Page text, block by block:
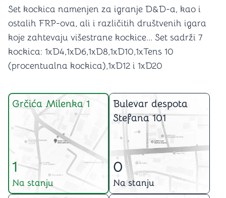
Set kockica namenjen za igranje D&D-a, kao i
ostalih FRP-ova, ali i različitih društvenih igara
koje zahtevaju višestrane kockice... Set sadrži 7
kockica: 1xD4,1xD6,1xD8,1xD10,1xTens 10
(procentualna kockica),1xD12 i 1xD20
Grčića Milenka 1
1
Na stanju
Bulevar despota
Stefana 101
0
Na stanju